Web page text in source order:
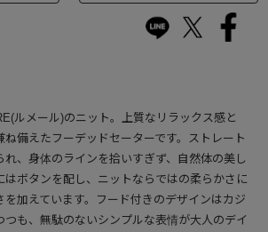
ルメール)のニット。上質なリラックス感と
備えたフーデッドセーターです。ストレート
れ、身体のラインを拾いすぎず、自然体の美し
はボタンを配し、ニットならではの柔らかさに
を加えています。フード付きのデザインはカジ
つも、無駄のないシンプルな表情が大人のデイ